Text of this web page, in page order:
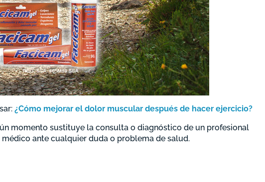
¿Cómo mejorar el dolor muscular después de hacer ejercicio?
momento sustituye la consulta o diagnóstico de un profesional
ante cualquier duda o problema de salud.